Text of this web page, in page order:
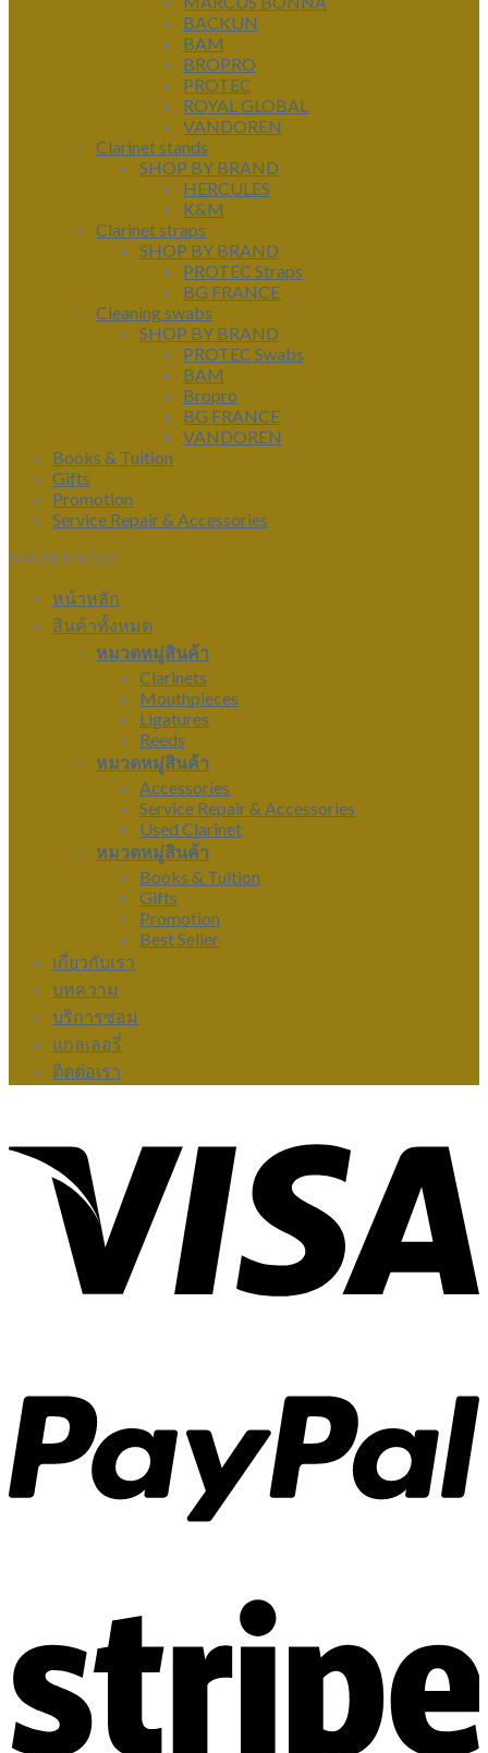
BACKUN
BAM
BROPRO
PROTEC
ROYAL GLOBAL
VANDOREN
Clarinet stands
SHOP BY BRAND
HERCULES
K&M
Clarinet straps
SHOP BY BRAND
PROTEC Straps
BG FRANCE
Cleaning swabs
SHOP BY BRAND
PROTEC Swabs
BAM
Bropro
BG FRANCE
VANDOREN
Books & Tuition
Gifts
Promotion
Service Repair & Accessories
MAIN MENU
หน้าหลัก
สินค้าทั้งหมด
หมวดหมู่สินค้า
Clarinets
Mouthpieces
Ligatures
Reeds
หมวดหมู่สินค้า
Accessories
Service Repair & Accessories
Used Clarinet
หมวดหมู่สินค้า
Books & Tuition
Gifts
Promotion
Best Seller
เกี่ยวกับเรา
บทความ
บริการซ่อม
แกลเลอรี่
ติดต่อเรา